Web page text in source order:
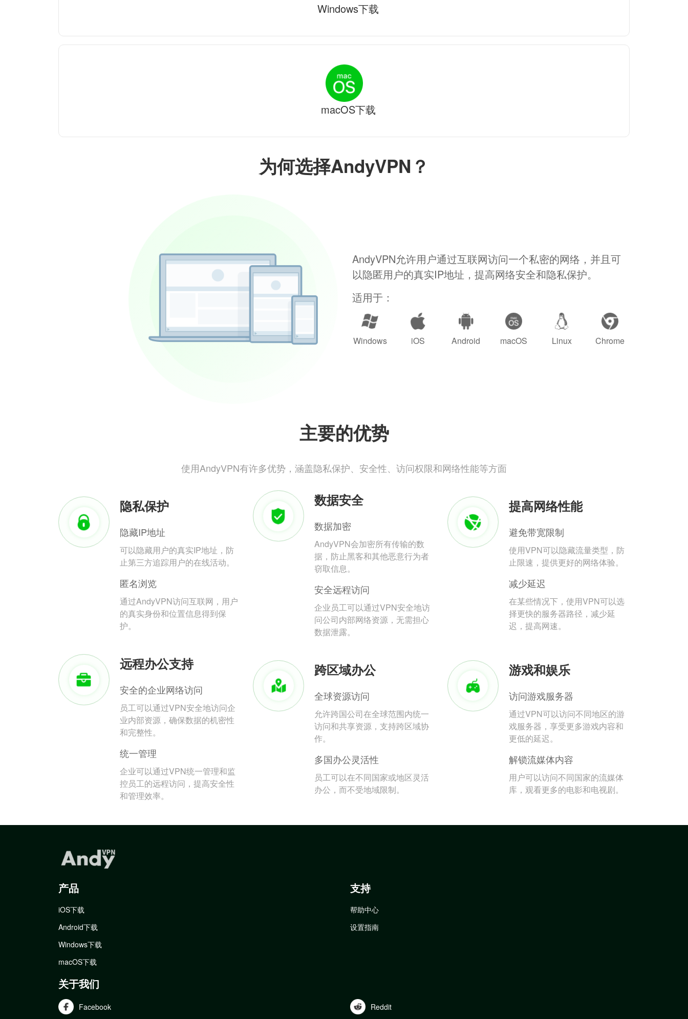
为何选择AndyVPN？
AndyVPN允许用户通过互联网访问一个私密的网络，并且可
以隐匿用户的真实IP地址，提高网络安全和隐私保护。
适用于：
Windows iOS Android macOS Linux Chrome
主要的优势
使用AndyVPN有许多优势，涵盖隐私保护、安全性、访问权限和网络性能等方面
隐私保护
隐藏IP地址
可以隐藏用户的真实IP地址，防
止第三方追踪用户的在线活动。
匿名浏览
通过AndyVPN访问互联网，用户
的真实身份和位置信息得到保
护。
数据安全
数据加密
AndyVPN会加密所有传输的数
据，防止黑客和其他恶意行为者
窃取信息。
安全远程访问
企业员工可以通过VPN安全地访
问公司内部网络资源，无需担心
数据泄露。
提高网络性能
避免带宽限制
使用VPN可以隐藏流量类型，防
止限速，提供更好的网络体验。
减少延迟
在某些情况下，使用VPN可以选
择更快的服务器路径，减少延
迟，提高网速。
远程办公支持
安全的企业网络访问
员工可以通过VPN安全地访问企
业内部资源，确保数据的机密性
和完整性。
统一管理
企业可以通过VPN统一管理和监
控员工的远程访问，提高安全性
和管理效率。
跨区域办公
全球资源访问
允许跨国公司在全球范围内统一
访问和共享资源，支持跨区域协
作。
多国办公灵活性
员工可以在不同国家或地区灵活
办公，而不受地域限制。
游戏和娱乐
访问游戏服务器
通过VPN可以访问不同地区的游
戏服务器，享受更多游戏内容和
更低的延迟。
解锁流媒体内容
用户可以访问不同国家的流媒体
库，观看更多的电影和电视剧。
Windows下载
macOS下载
产品
iOS下载
Android下载
Windows下载
macOS下载
支持
帮助中心
设置指南
关于我们
Facebook Reddit